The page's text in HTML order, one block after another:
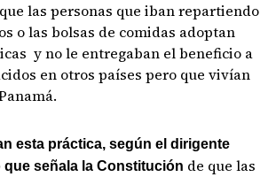
las personas que iban repartiendo
o las bolsas de comidas adoptan
y no le entregaban el beneficio a
en otros países pero que vivían
esta práctica, según el dirigente
señala la Constitución de que las